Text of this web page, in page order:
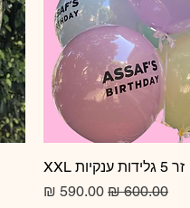
תצוגה מהירה
זר 5 גלידות ענקיות XXL
מחיר רגיל מחיר מבצע